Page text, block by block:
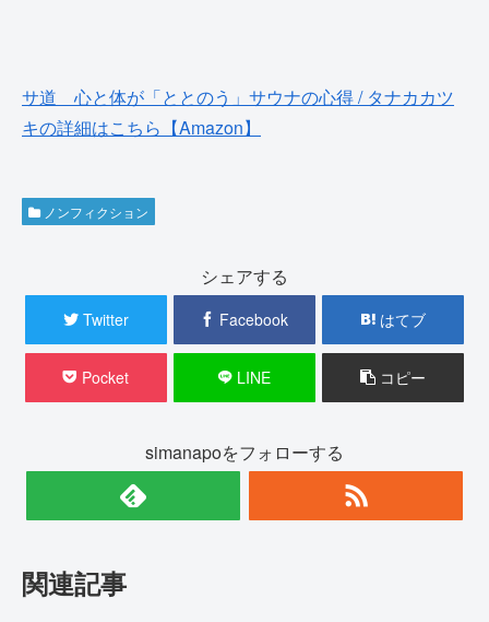
サ道 心と体が「ととのう」サウナの心得 / タナカカツ
キの詳細はこちら【Amazon】
ノンフィクション
シェアする
Twitter Facebook はてブ
Pocket LINE コピー
simanapoをフォローする
関連記事